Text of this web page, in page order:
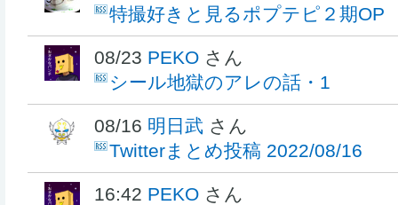
特撮好きと見るポプテピ２期OP
08/23 PEKO さん
シール地獄のアレの話・1
08/16 明日武 さん
Twitterまとめ投稿 2022/08/16
16:42 PEKO さん